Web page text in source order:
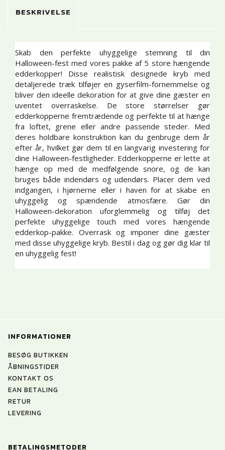
BESKRIVELSE
Skab den perfekte uhyggelige stemning til din
Halloween-fest med vores pakke af 5 store hængende
edderkopper! Disse realistisk designede kryb med
detaljerede træk tilføjer en gyserfilm-fornemmelse og
bliver den ideelle dekoration for at give dine gæster en
uventet overraskelse. De store størrelser gør
edderkopperne fremtrædende og perfekte til at hænge
fra loftet, grene eller andre passende steder. Med
deres holdbare konstruktion kan du genbruge dem år
efter år, hvilket gør dem til en langvarig investering for
dine Halloween-festligheder. Edderkopperne er lette at
hænge op med de medfølgende snore, og de kan
bruges både indendørs og udendørs. Placer dem ved
indgangen, i hjørnerne eller i haven for at skabe en
uhyggelig og spændende atmosfære. Gør din
Halloween-dekoration uforglemmelig og tilføj det
perfekte uhyggelige touch med vores hængende
edderkop-pakke. Overrask og imponer dine gæster
med disse uhyggelige kryb. Bestil i dag og gør dig klar til
en uhyggelig fest!
INFORMATIONER
BESØG BUTIKKEN
ÅBNINGSTIDER
KONTAKT OS
EAN BETALING
RETUR
LEVERING
BETALINGSMETODER